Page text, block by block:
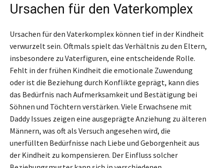
Ursachen für den Vaterkomplex
Ursachen für den Vaterkomplex können tief in der Kindheit
verwurzelt sein. Oftmals spielt das Verhältnis zu den Eltern,
insbesondere zu Vaterfiguren, eine entscheidende Rolle.
Fehlt in der frühen Kindheit die emotionale Zuwendung
oder ist die Beziehung durch Konflikte geprägt, kann dies
das Bedürfnis nach Aufmerksamkeit und Bestätigung bei
Söhnen und Töchtern verstärken. Viele Erwachsene mit
Daddy Issues zeigen eine ausgeprägte Anziehung zu älteren
Männern, was oft als Versuch angesehen wird, die
unerfüllten Bedürfnisse nach Liebe und Geborgenheit aus
der Kindheit zu kompensieren. Der Einfluss solcher